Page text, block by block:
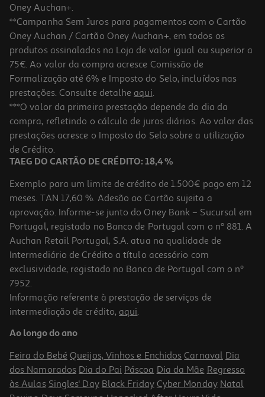
Máq De Barbear Gillette Labs Corpo Bg3
49.99 €/un
49,99 €
Cabo+4rec+supt Gillette Labs Body
29.99 €/un
29,99 €
Oney Auchan+.
**Campanha Sem Juros para pagamentos com o Cartão
Oney Auchan / Cartão Oney Auchan+, em todos os
produtos assinalados na Loja de valor igual ou superior a
75€. Ao valor da compra acresce Comissão de
Formalização até 6% e Imposto do Selo, incluídos nas
prestações. Consulte detalhe aqui.
***O valor da primeira prestação depende do dia da
compra, refletindo o cálculo de juros diários. Ao valor das
prestações acresce o Imposto do Selo sobre a utilização
de Crédito.
TAEG DO CARTÃO DE CRÉDITO: 18,4 %
Exemplo para um limite de crédito de 1.500€ pago em 12
meses. TAN 17,60 %. Adesão ao Cartão sujeita a
aprovação. Informe-se junto do Oney Bank – Sucursal em
Portugal, registado no Banco de Portugal com o nº 881. A
Auchan Retail Portugal, S.A. atua na qualidade de
Intermediário de Crédito a título acessório com
exclusividade, registado no Banco de Portugal com o nº
7952.
Informação referente à prestação de serviços de
intermediação de crédito, aqui.
Ao longo do ano
Feira do Bebé Queijos, Vinhos e Enchidos Carnaval Dia
dos Namorados Dia do Pai Páscoa Dia da Mãe Regresso
às Aulas Singles' Day Black Friday Cyber Monday Natal